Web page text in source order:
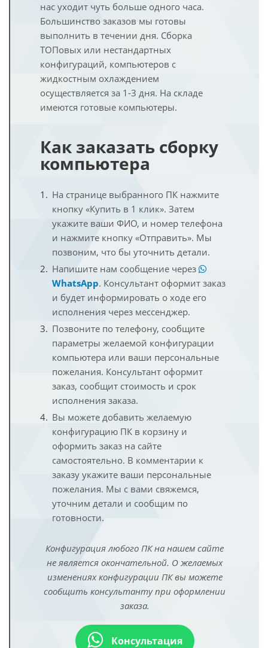
нас уходит чуть больше одного часа.
Большинство заказов мы готовы
выполнить в течении дня. Сборка
ТОПовых или нестандартных
конфигураций, компьютеров с
жидкостным охлаждением
осуществляется за 1-3 дня. На складе
имеются готовые компьютеры.
Как заказать сборку
компьютера
На странице выбранного ПК нажмите
кнопку «Купить в 1 клик». Затем
укажите ваши ФИО, и номер телефона
и нажмите кнопку «Отправить». Мы
позвоним, что бы уточнить детали.
Напишите нам сообщение через
WhatsApp. Консультант оформит заказ
и будет информировать о ходе его
исполнения через мессенджер.
Позвоните по телефону, сообщите
параметры желаемой конфигурации
компьютера или ваши персональные
пожелания. Консультант оформит
заказ, сообщит стоимость и срок
исполнения заказа.
Вы можете добавить желаемую
конфигурацию ПК в корзину и
оформить заказ на сайте
самостоятельно. В комментарии к
заказу укажите ваши персональные
пожелания. Мы с вами свяжемся,
уточним детали и сообщим по
готовности.
Конфигурация любого ПК на нашем сайте
не является окончательной. О желаемых
изменениях конфигурации ПК вы можете
сообщить консультанту при оформлении
заказа.
Консультация